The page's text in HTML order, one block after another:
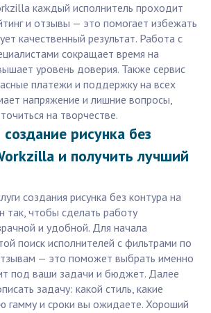
каждый исполнитель проходит
и отзывы — это помогает избежать
качественный результат. Работа с
сокращает время на
уровень доверия. Также сервис
платежи и поддержку на всех
напряжение и лишние вопросы,
на творчестве.
создание рисунка без
и получить лучший
создания рисунка без контура на
так, чтобы сделать работу
и удобной. Для начала
поиск исполнителей с фильтрами по
— это поможет выбрать именно
под ваши задачи и бюджет. Далее
задачу: какой стиль, какие
гамму и сроки вы ожидаете. Хороший